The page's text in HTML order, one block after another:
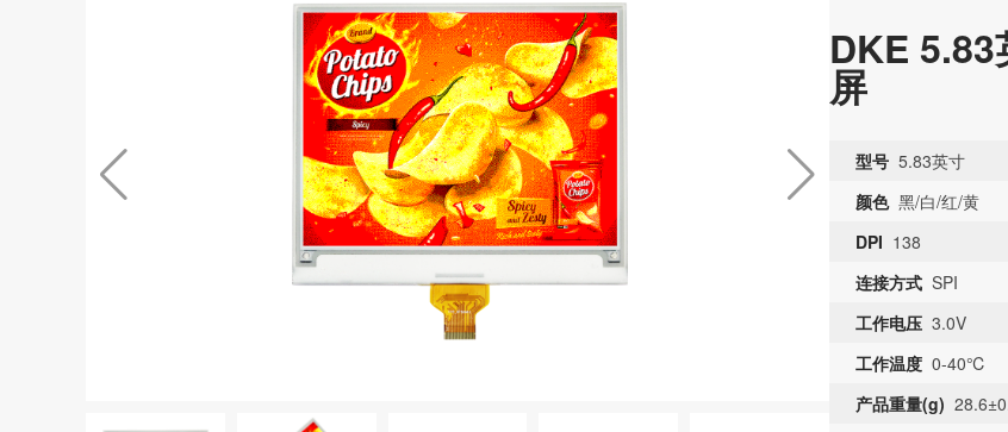
DKE
屏
型号 5.83英寸
颜色 黑/白/红/黄
DPI 138
连接方式 SPI
工作电压 3.0V
工作温度 0-40℃
产品重量(g)